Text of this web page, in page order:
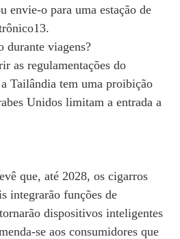
envie-o para uma estação de
durante viagens?
as regulamentações do
Tailândia tem uma proibição
Unidos limitam a entrada a
que, até 2028, os cigarros
​​integrarão funções de
dispositivos inteligentes
se aos consumidores que